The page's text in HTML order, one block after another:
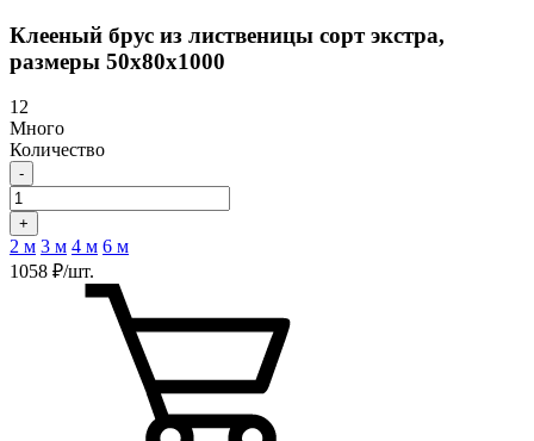
Клееный брус из лиственицы сорт экстра,
размеры 50х80х1000
12
Много
Количество
-
+
2 м 3 м 4 м 6 м
1058 ₽/шт.